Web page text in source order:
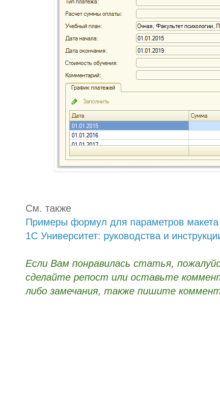
См. также
Примеры формул для параметров макета
1С Университет: руководства и
Если Вам понравилась статья,
сделайте репост или оставьте
либо замечания, также пишите